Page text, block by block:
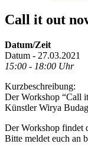
Call it out
Datum/Zeit
Datum - 27.03.2021
15:00 - 18:00 Uhr
Kurzbeschreibung:
Der Workshop “Call it
KünstlerWirya
Der Workshop findet
Bitte meldet euch an